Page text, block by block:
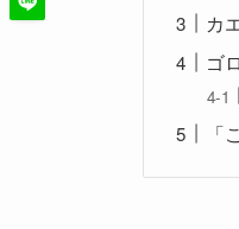
カ
ゴ
「